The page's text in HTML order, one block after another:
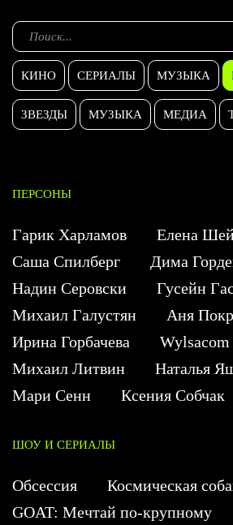
КИНО СЕРИАЛЫ МУЗЫКА
ЗВЕЗДЫ МУЗЫКА МЕДИА
ПЕРСОНЫ
Гарик Харламов
Елена
Саша Спилберг
Дима
Надин Серовски
Гусейн
Михаил Галустян
Аня
Ирина Горбачева
Wylsacom
Михаил Литвин
Наталья
Мари Сенн
Ксения Собчак
ШОУ И СЕРИАЛЫ
Обсессия
Космическая
GOAT: Мечтай по-крупному